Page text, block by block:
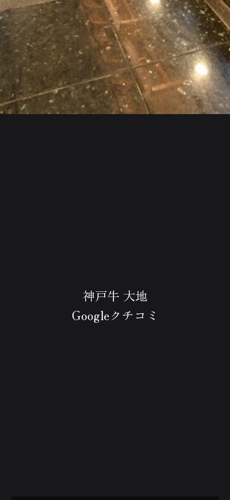
神戸牛 大地
Googleクチコミ